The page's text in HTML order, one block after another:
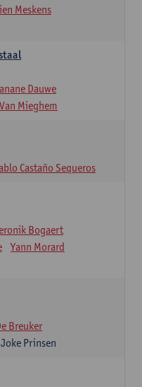
Meskens
Dauwe
Mieghem
Castaño Sequeros
Bogaert
Yann Morard
Breuker
Joke Prinsen